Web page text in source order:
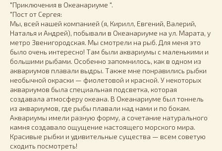
"Приключения в Океанариуме ".
"Пост от Сергея:
Мы, всей нашей компанией (я, Кирилл, Евгений, Валерий,
Наталья и Андрей), побывали в Океанариуме на ул. Марата, у
метро Звенигородская. Мы смотрели на рыб. Для меня это
было очень интересно! Там были аквариумы с маленькими и
большими рыбами. Особенно запомнилось, как в одном из
аквариумов плавали выдры. Также мне понравились рыбки
необычной окраски — фиолетовой и красной. У некоторых
аквариумов была специальная подсветка, которая
создавала атмосферу океана. В Океанариуме был тоннель
из аквариумов, где рыбы плавали над нами и по бокам.
Аквариумы имели разную форму, а сочетание натурального
камня создавало ощущение настоящего морского мира.
Красивые рыбки и удивительные существа — всем советую
сходить посмотреть!